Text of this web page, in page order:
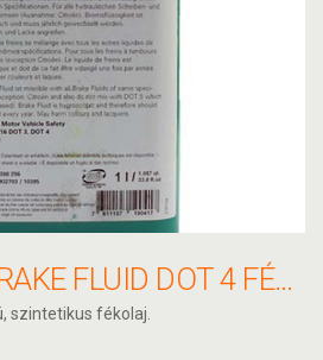
MOTOREX BRAKE FLUID DOT 4 FÉKFOLYADÉK 1 L
szintetikus fékolaj.